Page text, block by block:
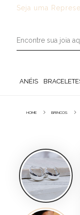
Seja uma
ANÉIS
HOME BRINCOS